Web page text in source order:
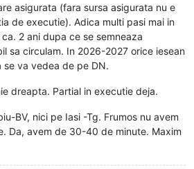
asigurata (fara sursa asigurata nu e
de executie). Adica multi pasi mai in
2 ani dupa ce se semneaza
sa circulam. In 2026-2027 orice iesean
va vedea de pe DN.
dreapta. Partial in executie deja.
BV, nici pe Iasi -Tg. Frumos nu avem
Da, avem de 30-40 de minute. Maxim